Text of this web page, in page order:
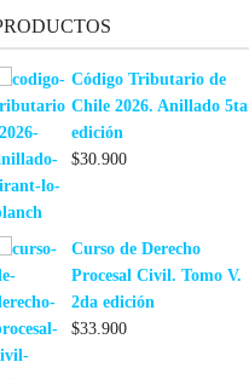
Código Tributario de
Chile 2026. Anillado 5ta
edición
$30.900
Curso de Derecho
Procesal Civil. Tomo V.
2da edición
$33.900